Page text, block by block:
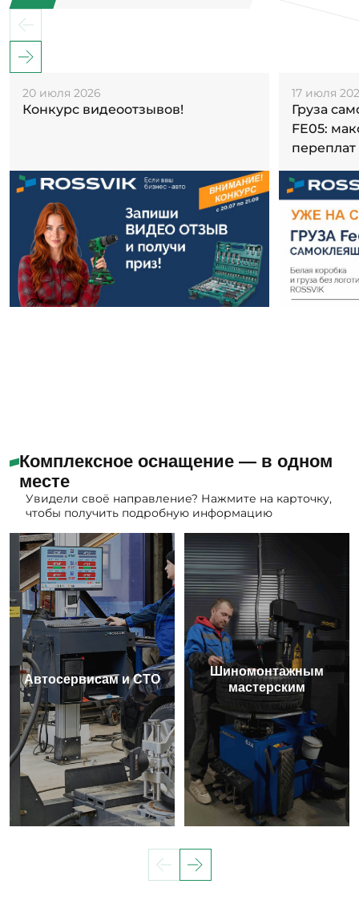
20 июля 2026
Конкурс видеоотзывов!
17 июля
Груза
FE05:
переплат
Комплексное оснащение — в одном
месте
Увидели своё направление? Нажмите на карточку,
чтобы получить подробную информацию
Автосервисам и СТО
Шиномонтажным
мастерским